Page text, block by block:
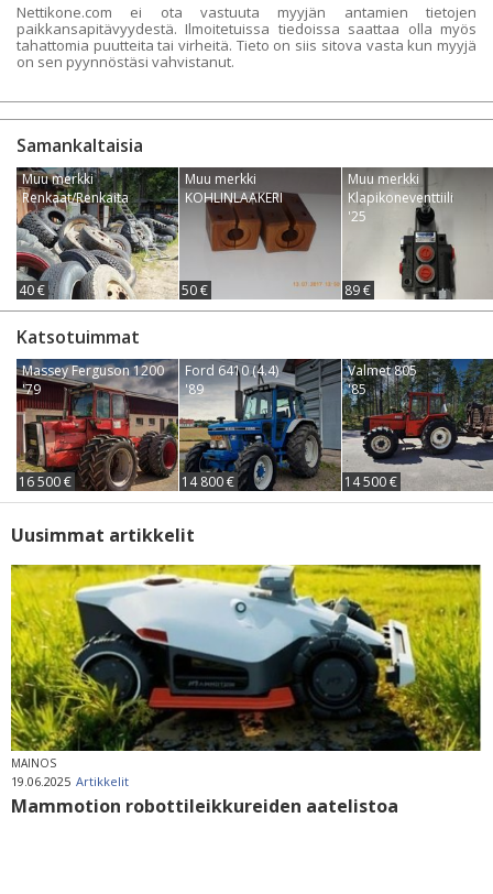
Nettikone.com ei ota vastuuta myyjän antamien tietojen
paikkansapitävyydestä. Ilmoitetuissa tiedoissa saattaa olla myös
tahattomia puutteita tai virheitä. Tieto on siis sitova vasta kun myyjä
on sen pyynnöstäsi vahvistanut.
Samankaltaisia
Muu merkki
Renkaat/Renkaita
40 €
Muu merkki
KOHLINLAAKERI
50 €
Muu merkki
Klapikoneventtiili
'25
89 €
Katsotuimmat
Massey Ferguson 1200
'79
16 500 €
Ford 6410 (4.4)
'89
14 800 €
Valmet 805
'85
14 500 €
Uusimmat artikkelit
MAINOS
19.06.2025 Artikkelit
Mammotion robottileikkureiden aatelistoa